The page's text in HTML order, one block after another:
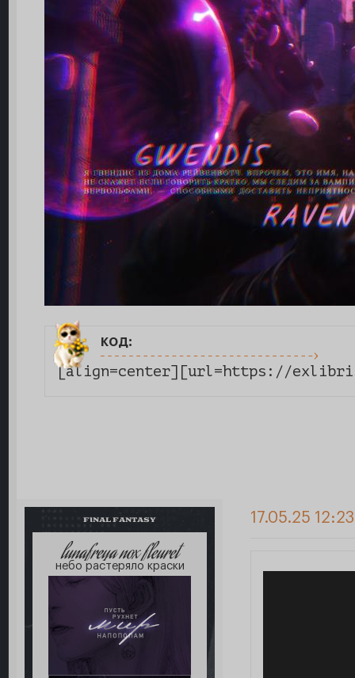
код:
[align=center][url=https://
FINAL FANTASY
lunafreya nox fleuret
небо растеряло краски
17.05.25